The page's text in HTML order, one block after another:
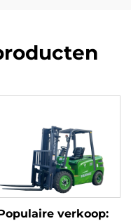
verkoop: